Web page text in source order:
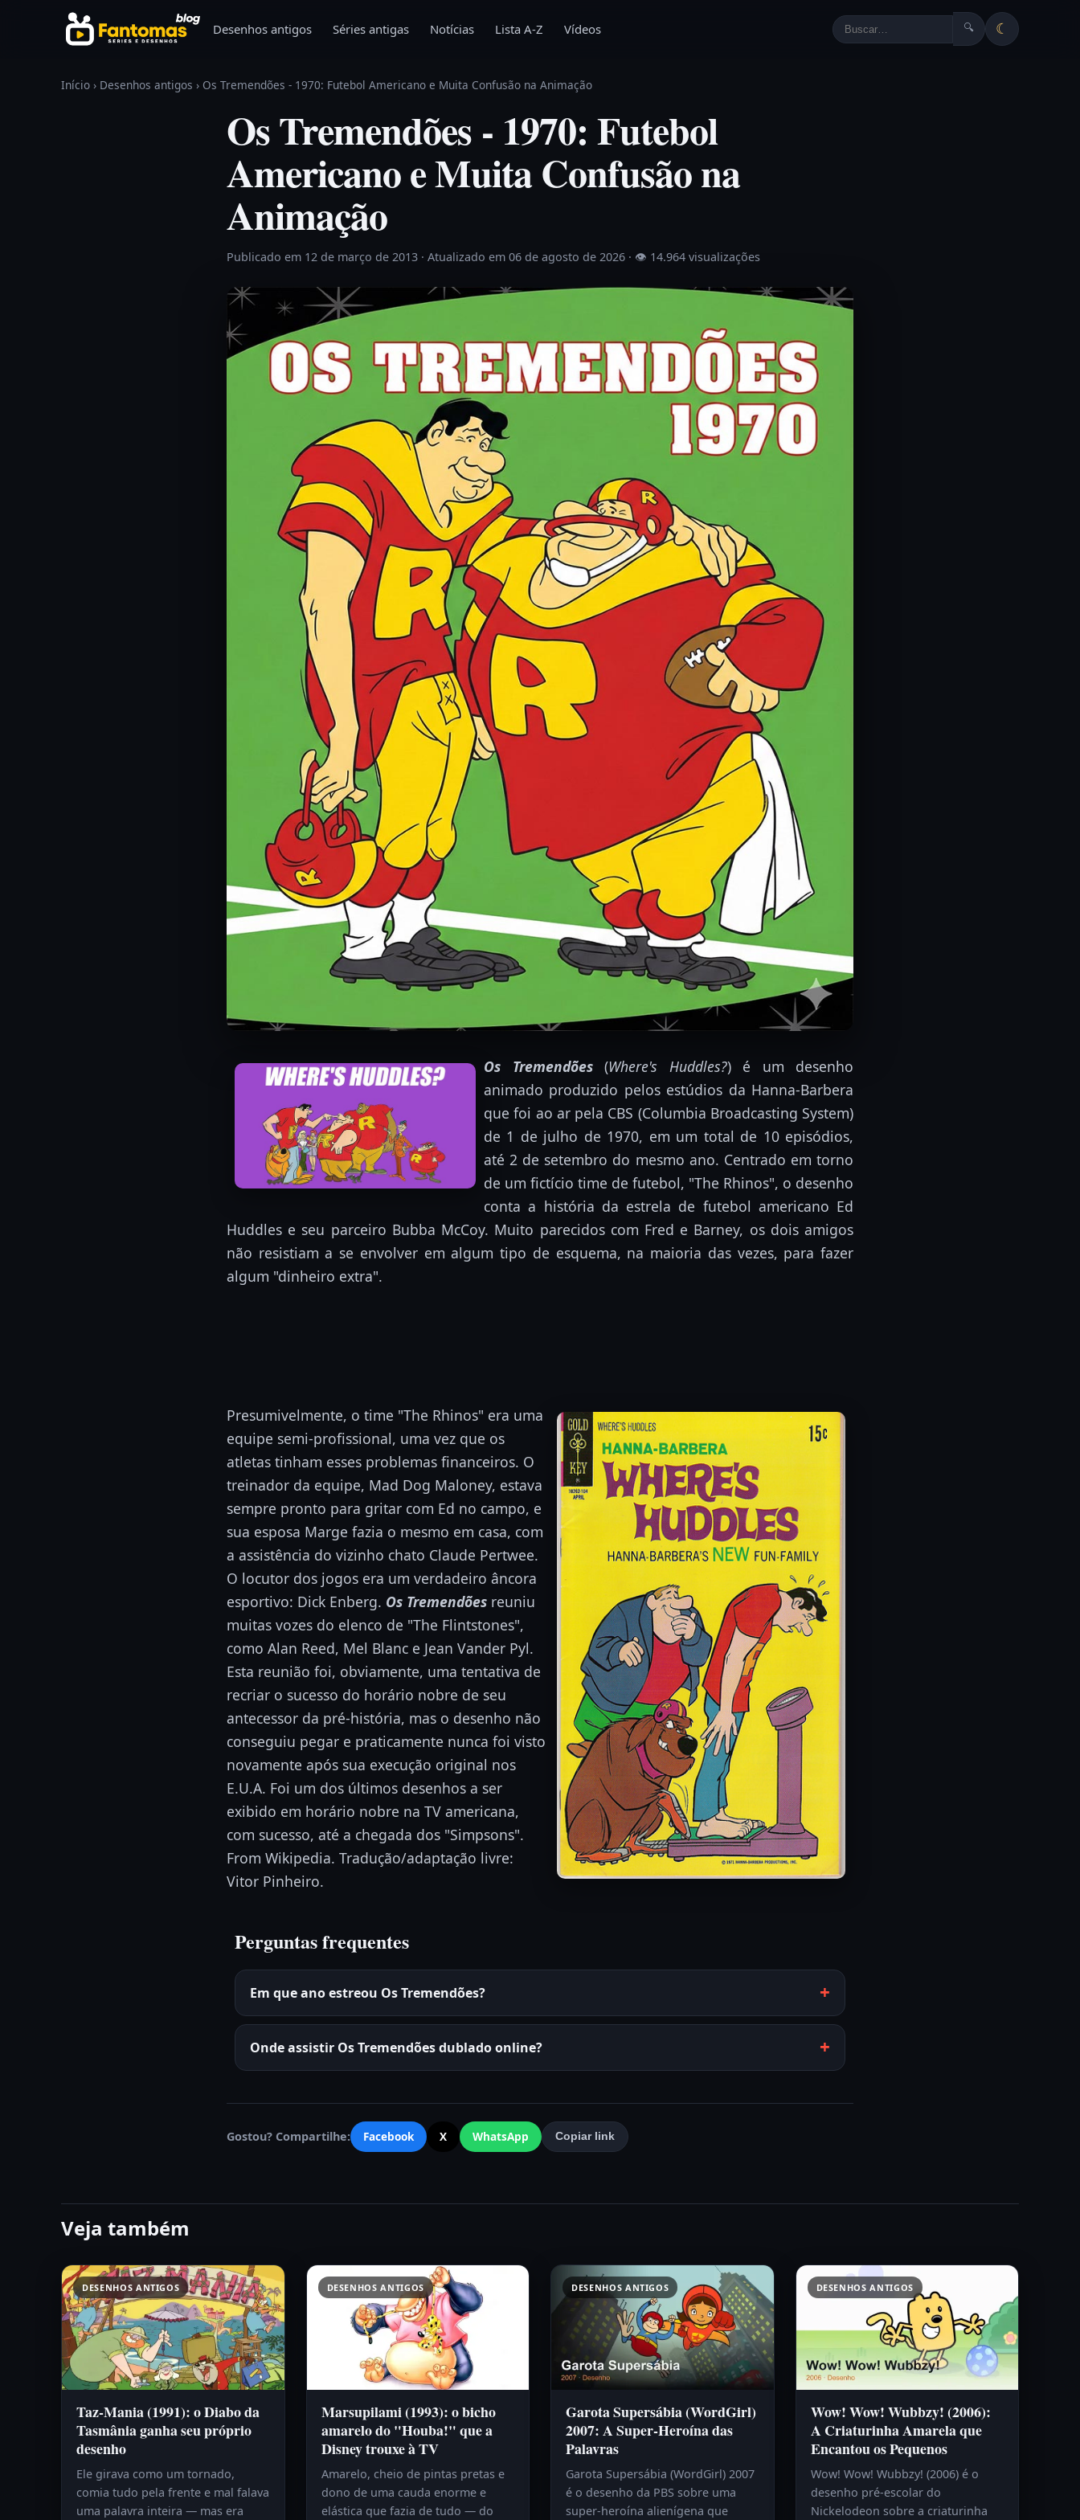
Pular para o conteúdo
Desenhos antigos Séries antigas Notícias Lista A-Z Vídeos 🔍 ☾
Início › Desenhos antigos › Os Tremendões - 1970: Futebol Americano e Muita Confusão na Animação
Os Tremendões - 1970: Futebol
Americano e Muita Confusão na
Animação
Publicado em 12 de março de 2013 · Atualizado em 06 de agosto de 2026 · 👁 14.964 visualizações
Os Tremendões(Where's Huddles?) é um desenho
animado produzido pelos estúdios da Hanna-Barbera
que foi ao ar pela CBS (Columbia Broadcasting System)
de 1 de julho de 1970, em um total de 10 episódios,
até 2 de setembro do mesmo ano. Centrado em torno
de um fictício time de futebol, "The Rhinos", o desenho
conta a história da estrela de futebol americano Ed
Huddles e seu parceiro Bubba McCoy. Muito parecidos com Fred e Barney, os dois amigos
não resistiam a se envolver em algum tipo de esquema, na maioria das vezes, para fazer
algum "dinheiro extra".
Presumivelmente, o time "The Rhinos" era uma
equipe semi-profissional, uma vez que os
atletas tinham esses problemas financeiros. O
treinador da equipe, Mad Dog Maloney, estava
sempre pronto para gritar com Ed no campo, e
sua esposa Marge fazia o mesmo em casa, com
a assistência do vizinho chato Claude Pertwee.
O locutor dos jogos era um verdadeiro âncora
esportivo: Dick Enberg. Os Tremendões reuniu
muitas vozes do elenco de "The Flintstones",
como Alan Reed, Mel Blanc e Jean Vander Pyl.
Esta reunião foi, obviamente, uma tentativa de
recriar o sucesso do horário nobre de seu
antecessor da pré-história, mas o desenho não
conseguiu pegar e praticamente nunca foi visto
novamente após sua execução original nos
E.U.A. Foi um dos últimos desenhos a ser
exibido em horário nobre na TV americana,
com sucesso, até a chegada dos "Simpsons".
From Wikipedia. Tradução/adaptação livre:
Vitor Pinheiro.
Perguntas frequentes
Em que ano estreou Os Tremendões?
Onde assistir Os Tremendões dublado online?
Gostou? Compartilhe: Facebook X WhatsApp Copiar link
Veja também
DESENHOS ANTIGOS
Taz-Mania (1991): o Diabo da
Tasmânia ganha seu próprio
desenho
Ele girava como um tornado,
comia tudo pela frente e mal falava
uma palavra inteira — mas era
DESENHOS ANTIGOS
Marsupilami (1993): o bicho
amarelo do "Houba!" que a
Disney trouxe à TV
Amarelo, cheio de pintas pretas e
dono de uma cauda enorme e
elástica que fazia de tudo — do
DESENHOS ANTIGOS
Garota Supersábia (WordGirl)
2007: A Super-Heroína das
Palavras
Garota Supersábia (WordGirl) 2007
é o desenho da PBS sobre uma
super-heroína alienígena que
DESENHOS ANTIGOS
Wow! Wow! Wubbzy! (2006):
A Criaturinha Amarela que
Encantou os Pequenos
Wow! Wow! Wubbzy! (2006) é o
desenho pré-escolar do
Nickelodeon sobre a criaturinha